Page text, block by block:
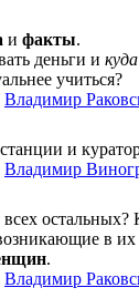
и факты.
деньги и куда
учиться?
Владимир
и
Владимир
в
.
Владимир